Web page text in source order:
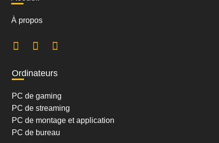
À propos
Ordinateurs
PC de gaming
PC de streaming
PC de montage et application
PC de bureau